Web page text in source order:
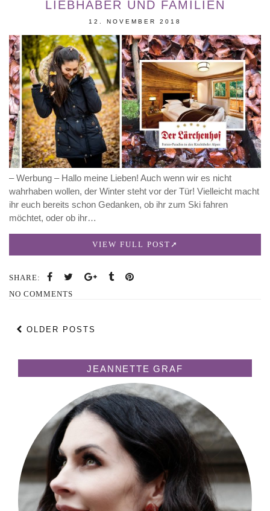
LIEBHABER UND FAMILIEN
12. NOVEMBER 2018
– Werbung – Hallo meine Lieben! Auch wenn wir es nicht
wahrhaben wollen, der Winter steht vor der Tür! Vielleicht macht
ihr euch bereits schon Gedanken, ob ihr zum Ski fahren
möchtet, oder ob ihr…
VIEW FULL POST
SHARE:
NO COMMENTS
OLDER POSTS
JEANNETTE GRAF